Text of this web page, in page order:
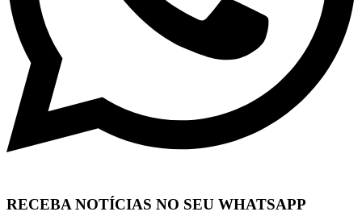
RECEBA NOTÍCIAS NO SEU WHATSAPP